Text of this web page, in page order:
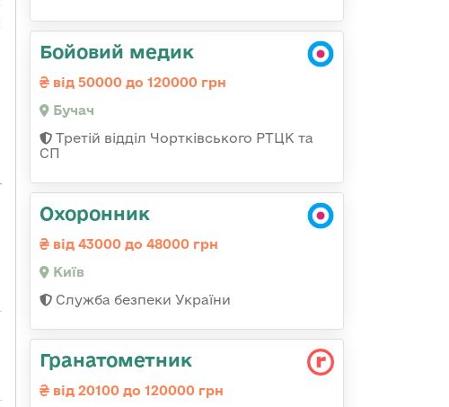
Бойовий медик
від 50000 до 120000 грн
Бучач
Третій відділ Чортківського РТЦК та
СП
Охоронник
від 43000 до 48000 грн
Київ
Служба безпеки України
Гранатометник
від 20100 до 120000 грн